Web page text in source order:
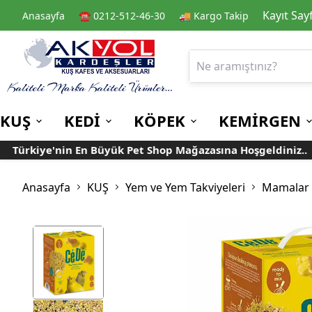
Anasayfa ☎️ 0212-512-46-30 🚚 Kargo Takip Kayıt
KUŞ
Kafes
Muhabbet
Papağan
Taşıma Kafesi
Rulolu Kafes
Kafes Aksesuarları
Yemlikler
Banyoluklar
Kafes Tülleri
Oyuncaklar
KEDİ
Kedi Kuru Mamalar Kedi Kumları
Taşımalar
Vitaminler
KÖPEK
Kuru Mamalar Konserve Mamalar
Mama ve Su Kapları
KEMİRGEN
Guinea Pig Yemleri
En Büyük Pet Shop Mağazasına Hoşgeldiniz..
Anasayfa KUŞ Yem ve Yem Takviyeleri Mamalar